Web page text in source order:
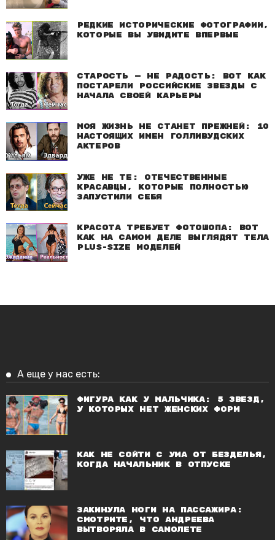
Редкие исторические фотографии,
которые вы увидите впервые
Старость — не радость: Вот как
постарели российские звезды с
начала своей карьеры
Моя жизнь не станет прежней: 10
настоящих имен голливудских
актеров
Уже не те: Отечественные
красавцы, которые полностью
запустили себя
Красота требует фотошопа: Вот
как на самом деле выглядят тела
plus-size моделей
А еще у нас есть:
Фигура как у мальчика: 5 звезд,
у которых нет женских форм
Как не сойти с ума от безделья,
когда начальник в отпуске
Закинула ноги на пассажира:
смотрите, что Андреева
вытворяла в самолете